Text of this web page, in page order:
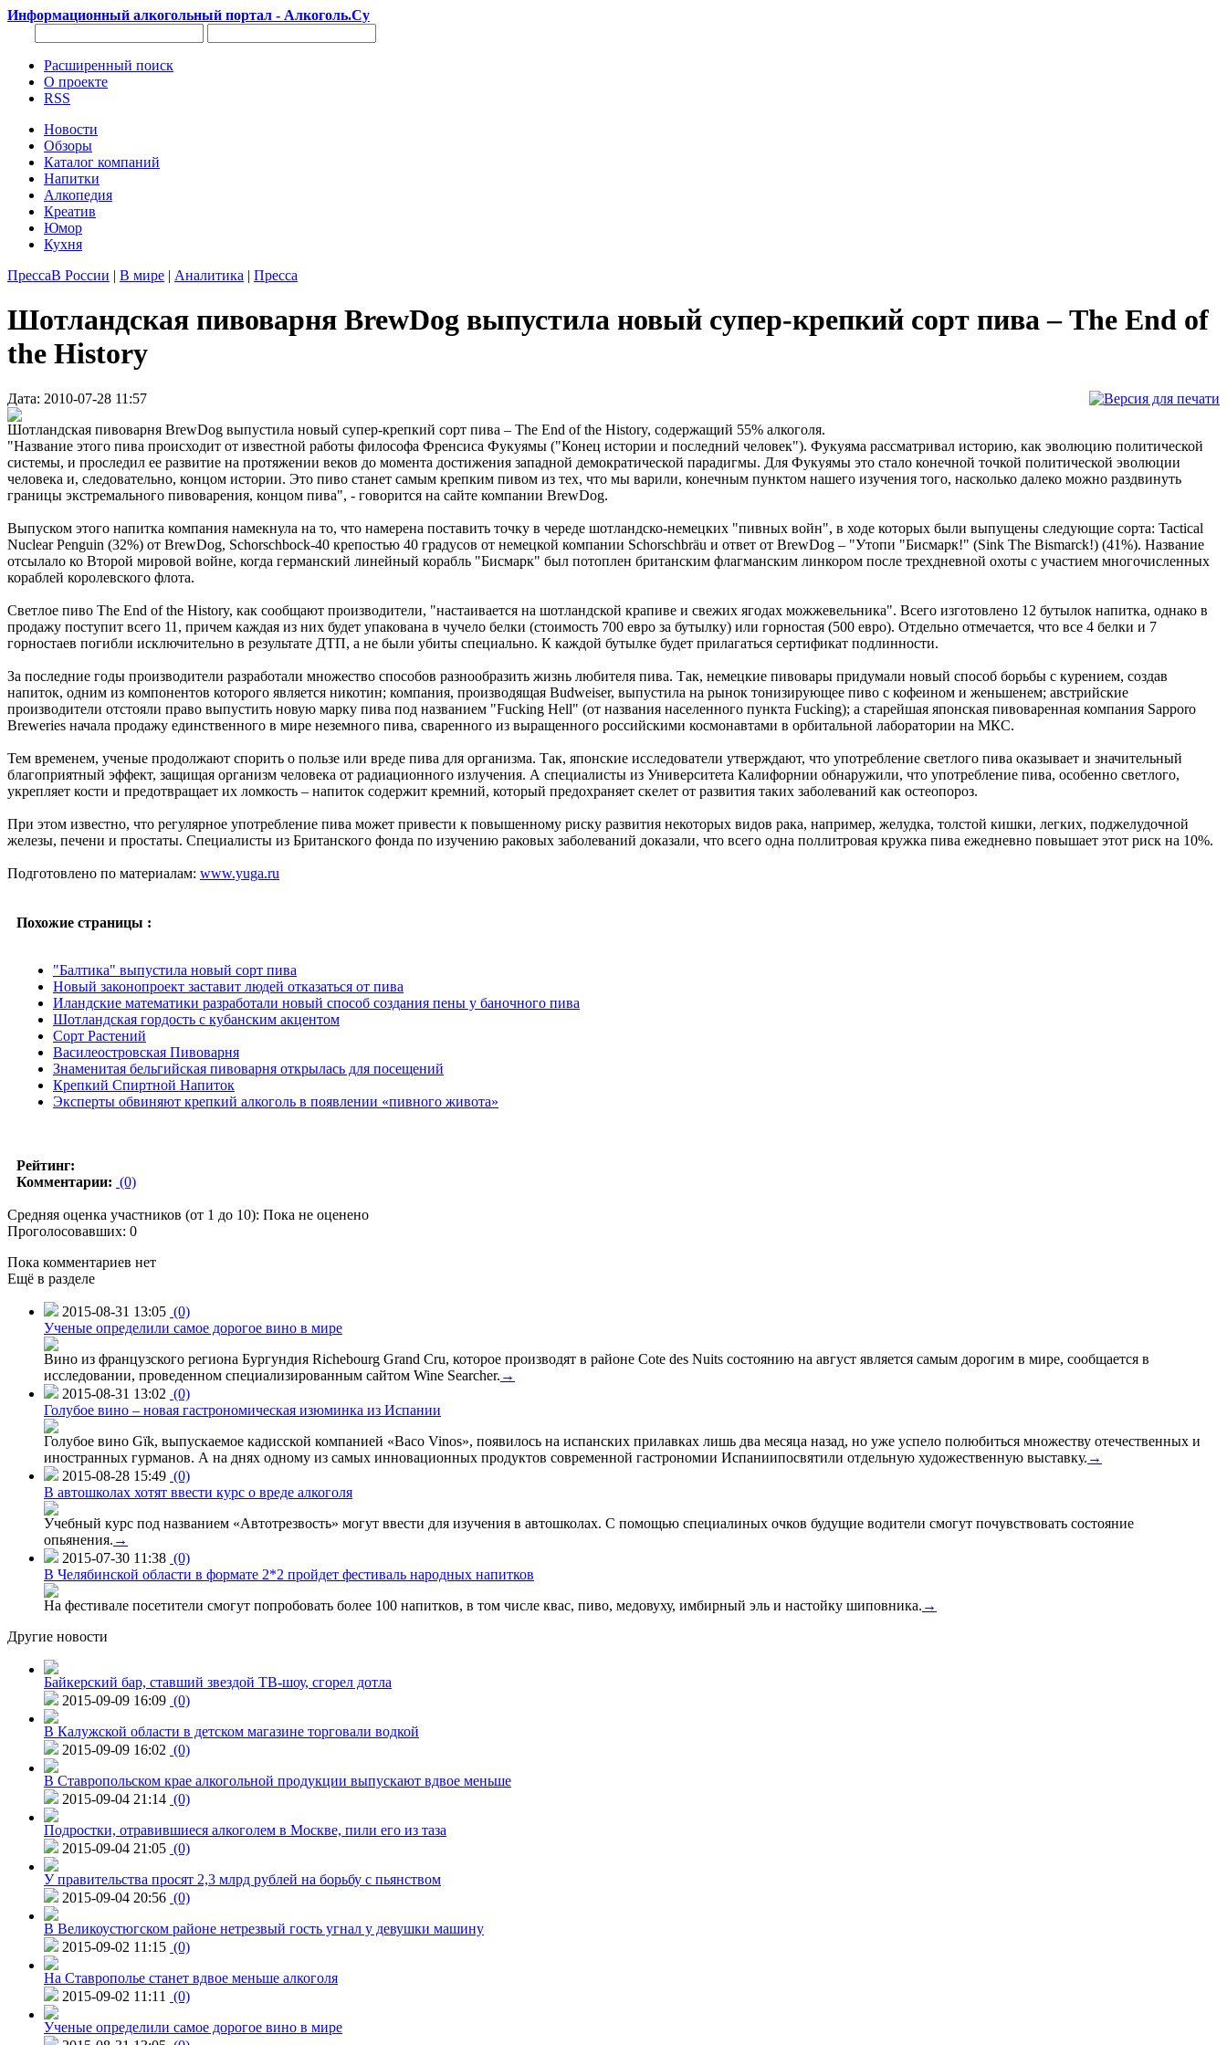
Информационный алкогольный портал - Алкоголь.Су
Расширенный поиск
О проекте
RSS
Новости
Обзоры
Каталог компаний
Напитки
Алкопедия
Креатив
Юмор
Кухня
ПрессаВ России | В мире | Аналитика | Пресса
Шотландская пивоварня BrewDog выпустила новый супер-крепкий сорт пива – The End of
the History
Дата: 2010-07-28 11:57
Шотландская пивоварня BrewDog выпустила новый супер-крепкий сорт пива – The End of the History, содержащий 55% алкоголя.
"Название этого пива происходит от известной работы философа Френсиса Фукуямы ("Конец истории и последний человек"). Фукуяма рассматривал историю, как эволюцию политической
системы, и проследил ее развитие на протяжении веков до момента достижения западной демократической парадигмы. Для Фукуямы это стало конечной точкой политической эволюции
человека и, следовательно, концом истории. Это пиво станет самым крепким пивом из тех, что мы варили, конечным пунктом нашего изучения того, насколько далеко можно раздвинуть
границы экстремального пивоварения, концом пива", - говорится на сайте компании BrewDog.
Выпуском этого напитка компания намекнула на то, что намерена поставить точку в череде шотландско-немецких "пивных войн", в ходе которых были выпущены следующие сорта: Tactical
Nuclear Penguin (32%) от BrewDog, Schorschbock-40 крепостью 40 градусов от немецкой компании Schorschbräu и ответ от BrewDog – "Утопи "Бисмарк!" (Sink The Bismarck!) (41%). Название
отсылало ко Второй мировой войне, когда германский линейный корабль "Бисмарк" был потоплен британским флагманским линкором после трехдневной охоты с участием многочисленных
кораблей королевского флота.
Светлое пиво The End of the History, как сообщают производители, "настаивается на шотландской крапиве и свежих ягодах можжевельника". Всего изготовлено 12 бутылок напитка, однако в
продажу поступит всего 11, причем каждая из них будет упакована в чучело белки (стоимость 700 евро за бутылку) или горностая (500 евро). Отдельно отмечается, что все 4 белки и 7
горностаев погибли исключительно в результате ДТП, а не были убиты специально. К каждой бутылке будет прилагаться сертификат подлинности.
За последние годы производители разработали множество способов разнообразить жизнь любителя пива. Так, немецкие пивовары придумали новый способ борьбы с курением, создав
напиток, одним из компонентов которого является никотин; компания, производящая Budweiser, выпустила на рынок тонизирующее пиво с кофеином и женьшенем; австрийские
производители отстояли право выпустить новую марку пива под названием "Fucking Hell" (от названия населенного пункта Fucking); а старейшая японская пивоваренная компания Sapporo
Breweries начала продажу единственного в мире неземного пива, сваренного из выращенного российскими космонавтами в орбитальной лаборатории на МКС.
Тем временем, ученые продолжают спорить о пользе или вреде пива для организма. Так, японские исследователи утверждают, что употребление светлого пива оказывает и значительный
благоприятный эффект, защищая организм человека от радиационного излучения. А специалисты из Университета Калифорнии обнаружили, что употребление пива, особенно светлого,
укрепляет кости и предотвращает их ломкость – напиток содержит кремний, который предохраняет скелет от развития таких заболеваний как остеопороз.
При этом известно, что регулярное употребление пива может привести к повышенному риску развития некоторых видов рака, например, желудка, толстой кишки, легких, поджелудочной
железы, печени и простаты. Специалисты из Британского фонда по изучению раковых заболеваний доказали, что всего одна поллитровая кружка пива ежедневно повышает этот риск на 10%.
Подготовлено по материалам: www.yuga.ru
Похожие страницы :
"Балтика" выпустила новый сорт пива
Новый законопроект заставит людей отказаться от пива
Иландские математики разработали новый способ создания пены у баночного пива
Шотландская гордость с кубанским акцентом
Сорт Растений
Василеостровская Пивоварня
Знаменитая бельгийская пивоварня открылась для посещений
Крепкий Спиртной Напиток
Эксперты обвиняют крепкий алкоголь в появлении «пивного живота»
Рейтинг:
Комментарии: (0)
Средняя оценка участников (от 1 до 10): Пока не оценено
Проголосовавших: 0
Пока комментариев нет
Ещё в разделе
2015-08-31 13:05 (0)
Ученые определили самое дорогое вино в мире
Вино из французского региона Бургундия Richebourg Grand Cru, которое производят в районе Cote des Nuits состоянию на август является самым дорогим в мире, сообщается в
исследовании, проведенном специализированным сайтом Wine Searcher. →
2015-08-31 13:02 (0)
Голубое вино – новая гастрономическая изюминка из Испании
Голубое вино Gïk, выпускаемое кадисской компанией «Baco Vinos», появилось на испанских прилавках лишь два месяца назад, но уже успело полюбиться множеству отечественных и
иностранных гурманов. А на днях одному из самых инновационных продуктов современной гастрономии Испаниипосвятили отдельную художественную выставку. →
2015-08-28 15:49 (0)
В автошколах хотят ввести курс о вреде алкоголя
Учебный курс под названием «Автотрезвость» могут ввести для изучения в автошколах. С помощью специалиных очков будущие водители смогут почувствовать состояние
опьянения. →
2015-07-30 11:38 (0)
В Челябинской области в формате 2*2 пройдет фестиваль народных напитков
На фестивале посетители смогут попробовать более 100 напитков, в том числе квас, пиво, медовуху, имбирный эль и настойку шиповника. →
Другие новости
Байкерский бар, ставший звездой ТВ-шоу, сгорел дотла
2015-09-09 16:09 (0)
В Калужской области в детском магазине торговали водкой
2015-09-09 16:02 (0)
В Ставропольском крае алкогольной продукции выпускают вдвое меньше
2015-09-04 21:14 (0)
Подростки, отравившиеся алкоголем в Москве, пили его из таза
2015-09-04 21:05 (0)
У правительства просят 2,3 млрд рублей на борьбу с пьянством
2015-09-04 20:56 (0)
В Великоустюгском районе нетрезвый гость угнал у девушки машину
2015-09-02 11:15 (0)
На Ставрополье станет вдвое меньше алкоголя
2015-09-02 11:11
(0)
Ученые определили самое дорогое вино в мире